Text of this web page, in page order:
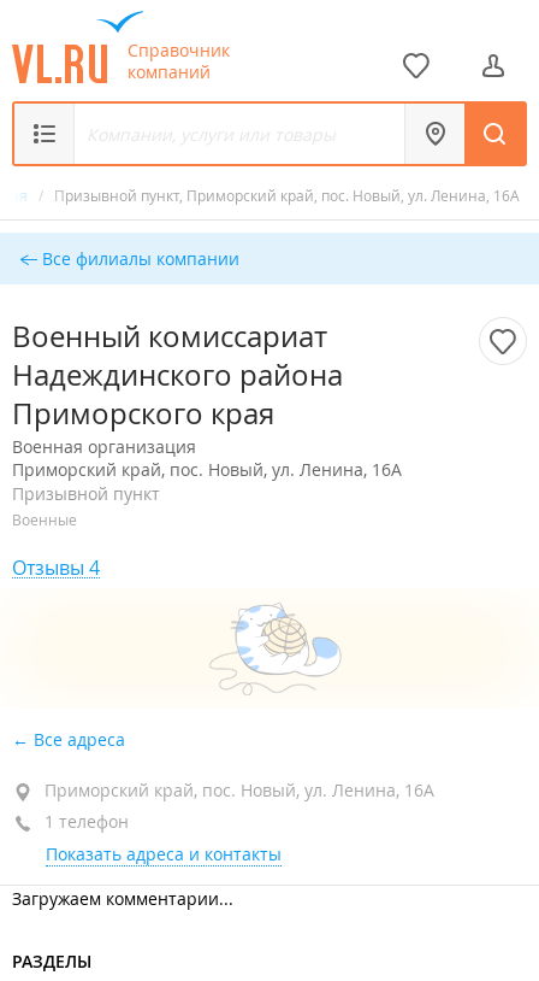
Справочник
компаний
/ Призывной пункт, Приморский край, пос. Новый, ул. Ленина, 16А
Все филиалы компании
Военный комиссариат
Надеждинского района
Приморского края
Военная организация
Приморский край, пос. Новый, ул. Ленина, 16А
Призывной пункт
Военные
Отзывы 4
Все адреса
Приморский край, пос. Новый, ул. Ленина, 16А
1 телефон
Показать адреса и контакты
Загружаем комментарии...
РАЗДЕЛЫ